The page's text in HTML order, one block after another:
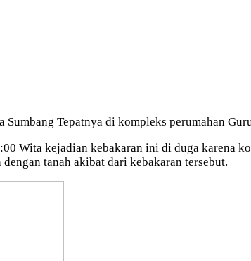
Sumbang Tepatnya di kompleks perumahan
Wita kejadian kebakaran ini di duga karena
tanah akibat dari kebakaran tersebut.